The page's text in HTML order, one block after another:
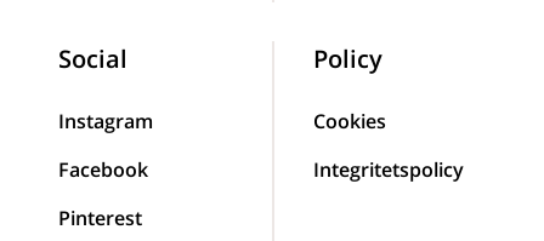
Social
Instagram
Facebook
Pinterest
Policy
Cookies
Integritetspolicy